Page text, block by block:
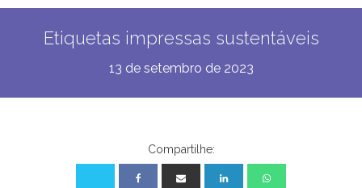
Etiquetas impressas sustentáveis
13 de setembro de 2023
Compartilhe: